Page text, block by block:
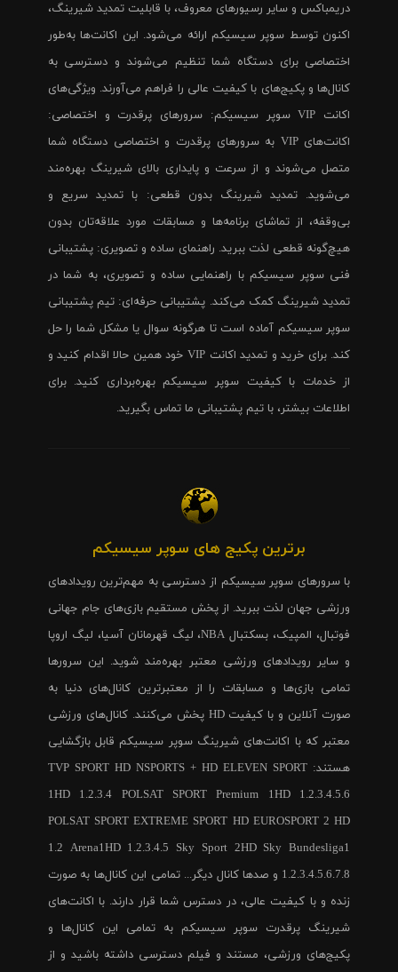
دریمباکس و سایر رسیورهای معروف، با قابلیت تمدید شیرینگ،
اکنون توسط سوپر سیسیکم ارائه می‌شود. این اکانت‌ها به‌طور
اختصاصی برای دستگاه شما تنظیم می‌شوند و دسترسی به
کانال‌ها و پکیج‌های با کیفیت عالی را فراهم می‌آورند. ویژگی‌های
اکانت VIP سوپر سیسیکم: سرورهای پرقدرت و اختصاصی:
اکانت‌های VIP به سرورهای پرقدرت و اختصاصی دستگاه شما
متصل می‌شوند و از سرعت و پایداری بالای شیرینگ بهره‌مند
می‌شوید. تمدید شیرینگ بدون قطعی: با تمدید سریع و
بی‌وقفه، از تماشای برنامه‌ها و مسابقات مورد علاقه‌تان بدون
هیچ‌گونه قطعی لذت ببرید. راهنمای ساده و تصویری: پشتیبانی
فنی سوپر سیسیکم با راهنمایی ساده و تصویری، به شما در
تمدید شیرینگ کمک می‌کند. پشتیبانی حرفه‌ای: تیم پشتیبانی
سوپر سیسیکم آماده است تا هرگونه سوال یا مشکل شما را حل
کند. برای خرید و تمدید اکانت VIP خود همین حالا اقدام کنید و
از خدمات با کیفیت سوپر سیسیکم بهره‌برداری کنید. برای
اطلاعات بیشتر، با تیم پشتیبانی ما تماس بگیرید.
برترین پکیج های سوپر سیسیکم
با سرورهای سوپر سیسیکم از دسترسی به مهم‌ترین رویدادهای
ورزشی جهان لذت ببرید. از پخش مستقیم بازی‌های جام جهانی
فوتبال، المپیک، بسکتبال NBA، لیگ قهرمانان آسیا، لیگ اروپا
و سایر رویدادهای ورزشی معتبر بهره‌مند شوید. این سرورها
تمامی بازی‌ها و مسابقات را از معتبرترین کانال‌های دنیا به
صورت آنلاین و با کیفیت HD پخش می‌کنند. کانال‌های ورزشی
معتبر که با اکانت‌های شیرینگ سوپر سیسیکم قابل بازگشایی
هستند: TVP SPORT HD NSPORTS + HD ELEVEN SPORT
1HD 1.2.3.4 POLSAT SPORT Premium 1HD 1.2.3.4.5.6
POLSAT SPORT EXTREME SPORT HD EUROSPORT 2 HD
1.2 Arena1HD 1.2.3.4.5 Sky Sport 2HD Sky Bundesliga1
1.2.3.4.5.6.7.8 و صدها کانال دیگر... تمامی این کانال‌ها به صورت
زنده و با کیفیت عالی، در دسترس شما قرار دارند. با اکانت‌های
شیرینگ پرقدرت سوپر سیسیکم به تمامی این کانال‌ها و
پکیج‌های ورزشی، مستند و فیلم دسترسی داشته باشید و از